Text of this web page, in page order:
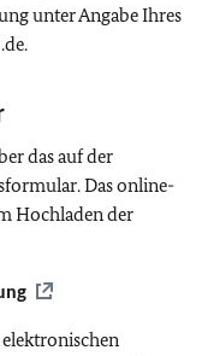
unter Angabe Ihres
das auf der
Das online-
Hochladen der